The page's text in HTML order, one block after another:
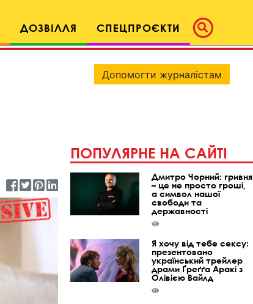
ДОЗВІЛЛЯ СПЕЦПРОЄКТИ
Допомогти журналістам
ПОПУЛЯРНЕ НА САЙТІ
Дмитро Чорний: гривня
– це не просто гроші,
а символ нашої
свободи та
державності
Я хочу від тебе сексу:
презентовано
український трейлер
драми Ґреґґа Аракі з
Олівією Вайлд